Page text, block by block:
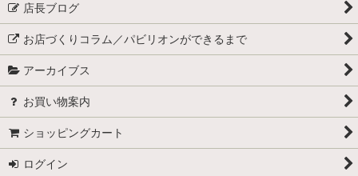
店長ブログ
お店づくりコラム／パビリオンができるまで
アーカイブス
お買い物案内
ショッピングカート
ログイン